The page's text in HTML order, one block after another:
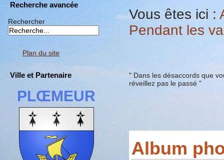
Recherche avancée
Rechercher
Plan du site
Ville et Partenaire
PLŒMEUR
Vous êtes ici :
Pendant les
" Dans les désaccords que
réveillez pas le passé "
Album